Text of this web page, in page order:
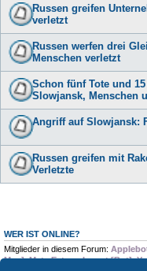
Russen greifen
verletzt
Russen werfen drei
Menschen verletzt
Schon fünf Tote und
Slowjansk, Menschen
Angriff auf Slowjansk:
Russen greifen mit
Verletzte
WER IST ONLINE?
Mitglieder in diesem Forum:
Moz],Meta Externalagent [Bot],